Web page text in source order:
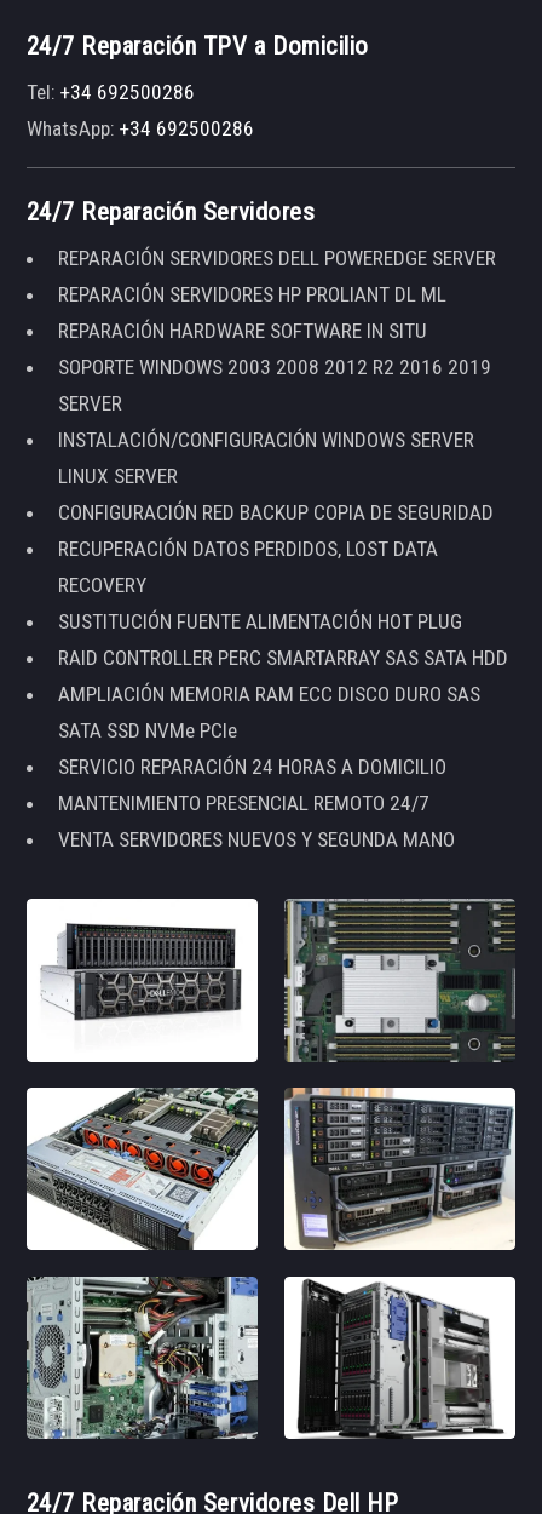
24/7 Reparación TPV a Domicilio
Tel:+34 692500286
WhatsApp:+34 692500286
24/7 Reparación Servidores
REPARACIÓN SERVIDORES DELL POWEREDGE SERVER
REPARACIÓN SERVIDORES HP PROLIANT DL ML
REPARACIÓN HARDWARE SOFTWARE IN SITU
SOPORTE WINDOWS 2003 2008 2012 R2 2016 2019
SERVER
INSTALACIÓN/CONFIGURACIÓN WINDOWS SERVER
LINUX SERVER
CONFIGURACIÓN RED BACKUP COPIA DE SEGURIDAD
RECUPERACIÓN DATOS PERDIDOS, LOST DATA
RECOVERY
SUSTITUCIÓN FUENTE ALIMENTACIÓN HOT PLUG
RAID CONTROLLER PERC SMARTARRAY SAS SATA HDD
AMPLIACIÓN MEMORIA RAM ECC DISCO DURO SAS
SATA SSD NVMe PCIe
SERVICIO REPARACIÓN 24 HORAS A DOMICILIO
MANTENIMIENTO PRESENCIAL REMOTO 24/7
VENTA SERVIDORES NUEVOS Y SEGUNDA MANO
24/7 Reparación Servidores Dell HP